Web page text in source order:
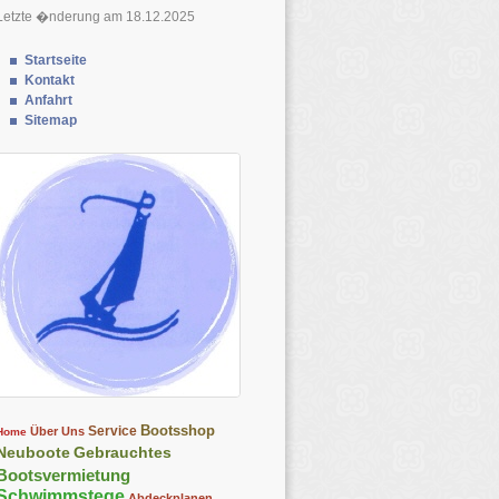
�nderung am 18.12.2025
Startseite
Kontakt
Anfahrt
Sitemap
Über Uns Service Bootsshop
Gebrauchtes